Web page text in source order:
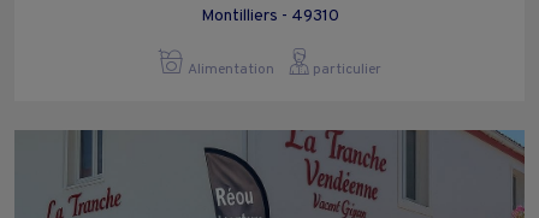
Montilliers - 49310
Alimentation particulier